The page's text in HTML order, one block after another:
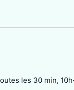
les 30 min,